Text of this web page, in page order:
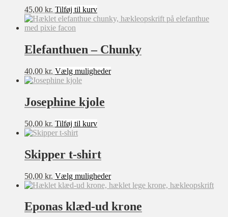
45,00 kr. Tilføj til kurv
Elefanthuen – Chunky
40,00 kr. Vælg mulighederDette
Josephine kjole
50,00 kr. Tilføj til kurv
Skipper t-shirt
50,00 kr. Vælg mulighederDette
vare
flere
varianter.
Eponas klæd-ud krone